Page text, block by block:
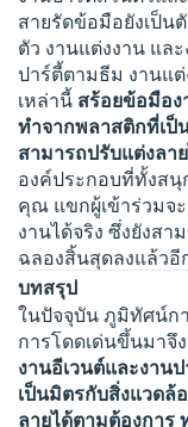
สายรัดข้อมือยังเป็น
ตัว งานแต่งงาน แล
ปาร์ตี้ตามธีม งานแ
เหล่านี้ สร้อยข้อมือ
ทำจากพลาสติกที่เ
สามารถปรับแต่งลา
องค์ประกอบที่ทั้งสนุ
คุณ แขกผู้เข้าร่วมจ
งานได้จริง ซึ่งยังสา
ฉลองสิ้นสุดลงแล้วอี
บทสรุป
ในปัจจุบัน ภูมิทัศน์ก
การโดดเด่นขึ้นมา
งานอีเวนต์และงาน
เป็นมิตรกับสิ่งแวดล้
ลายได้ตามต้องการ